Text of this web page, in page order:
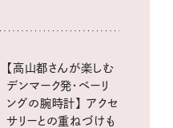
【高山都さんが楽しむ
デンマーク発・ベーリ
ングの腕時計】 アクセ
サリーとの重ねづけも